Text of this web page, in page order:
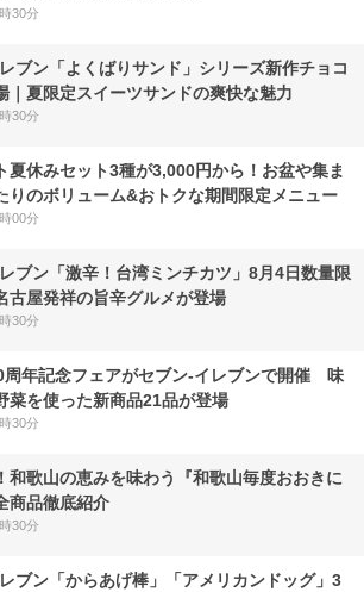
30分
ブン「よくばりサンド」シリーズ新作チョコ
｜夏限定スイーツサンドの爽快な魅力
30分
夏休みセット3種が3,000円から！お盆や集ま
りのボリューム&おトクな期間限定メニュー
00分
ブン「激辛！台湾ミンチカツ」8月4日数量限
古屋発祥の旨辛グルメが登場
30分
周年記念フェアがセブン-イレブンで開催 味
菜を使った新商品21品が登場
30分
和歌山の恵みを味わう『和歌山毎度おおきに
商品徹底紹介
30分
ブン「からあげ棒」「アメリカンドッグ」3